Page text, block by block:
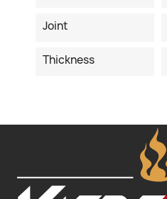
Joint
Thickness